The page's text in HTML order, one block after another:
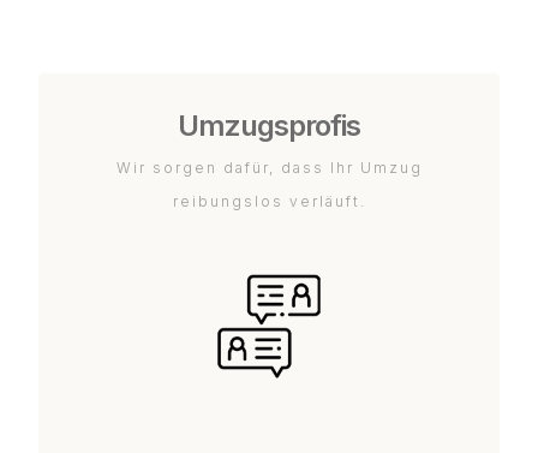
Umzugsprofis
Wir sorgen dafür, dass Ihr Umzug
reibungslos verläuft.